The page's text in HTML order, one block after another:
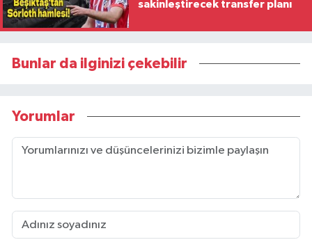
sakinleştirecek transfer planı
Bunlar da ilginizi çekebilir
Yorumlar